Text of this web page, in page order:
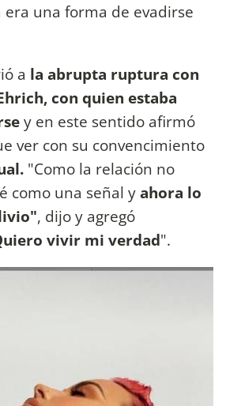
era una forma de evadirse
a la abrupta ruptura con
con quien estaba
y en este sentido afirmó
ver con su convencimiento
"Como la relación no
como una señal yahora lo
, dijo y agregó
vivir mi verdad".